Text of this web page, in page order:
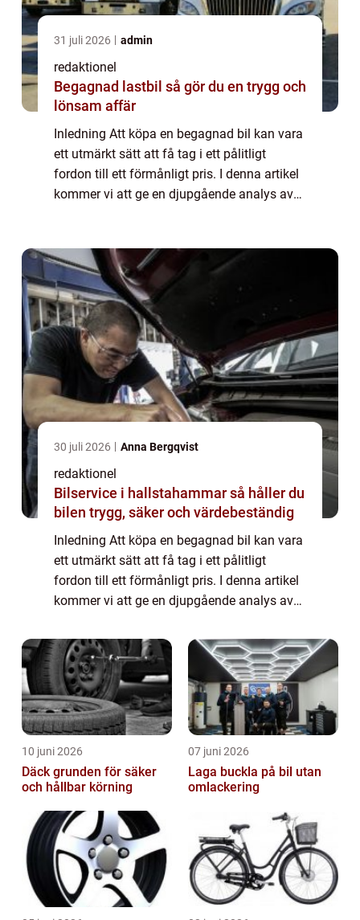
31 juli 2026 admin
redaktionel
Begagnad lastbil så gör du en trygg och
lönsam affär
Inledning Att köpa en begagnad bil kan vara
ett utmärkt sätt att få tag i ett pålitligt
fordon till ett förmånligt pris. I denna artikel
kommer vi att ge en djupgående analys av
30 juli 2026 Anna Bergqvist
redaktionel
Bilservice i hallstahammar så håller du
bilen trygg, säker och värdebeständig
Inledning Att köpa en begagnad bil kan vara
ett utmärkt sätt att få tag i ett pålitligt
fordon till ett förmånligt pris. I denna artikel
kommer vi att ge en djupgående analys av
diskutera olika typer av begag...
10 juni 2026
Däck grunden för säker
och hållbar körning
07 juni 2026
Laga buckla på bil utan
omlackering